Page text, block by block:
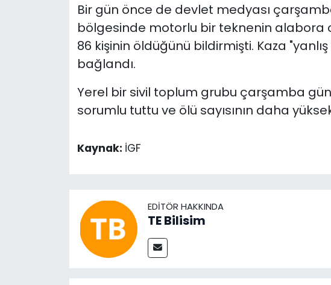
Bir gün önce de devlet medyası
bölgesinde motorlu bir teknenin alabora
86 kişinin öldüğünü bildirmişti. Kaza
bağlandı.
Yerel bir sivil toplum grubu çarşamba
sorumlu tuttu ve ölü sayısının daha
Kaynak: İGF
EDITÖR HAKKINDA
TE Bilisim